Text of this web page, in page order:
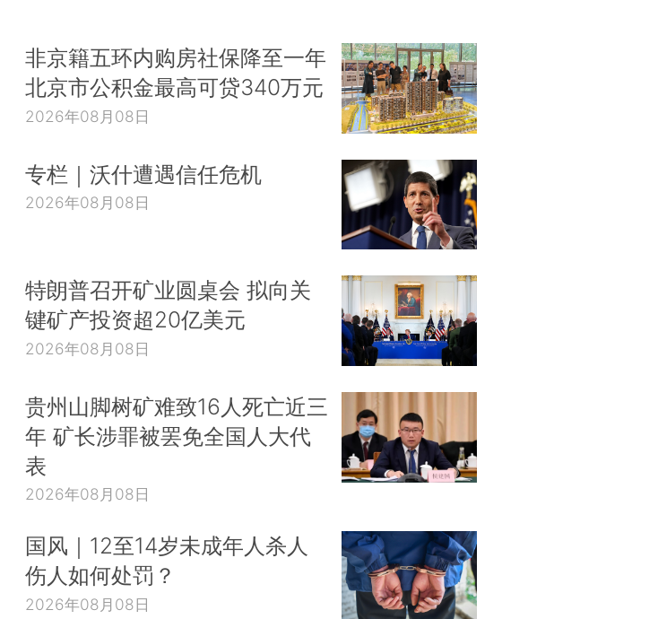
非京籍五环内购房社保降至一年
北京市公积金最高可贷340万元
2026年08月08日
专栏｜沃什遭遇信任危机
2026年08月08日
特朗普召开矿业圆桌会 拟向关
键矿产投资超20亿美元
2026年08月08日
贵州山脚树矿难致16人死亡近三
年 矿长涉罪被罢免全国人大代
表
2026年08月08日
国风｜12至14岁未成年人杀人
伤人如何处罚？
2026年08月08日